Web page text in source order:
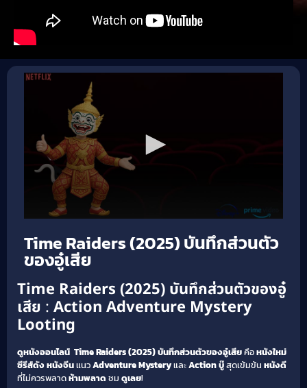
Time Raiders (2025) บันทึกส่วนตัว
ของอู๋เสีย
Time Raiders (2025) บันทึกส่วนตัวของอู๋
เสีย : Action Adventure Mystery
Looting
ดูหนังออนไลน์ Time Raiders (2025)บันทึกส่วนตัวของอู๋เสียคือหนังใหม่
ซีรีส์ดังหนังจีนแนวAdventureMysteryและAction บู๊สุดเข้มข้น หนังดี
ที่ไม่ควรพลาดห้ามพลาด ชม ดูเลย!